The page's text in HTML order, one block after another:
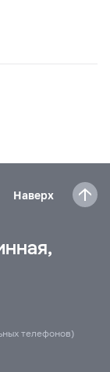
Наверх
телефонов)